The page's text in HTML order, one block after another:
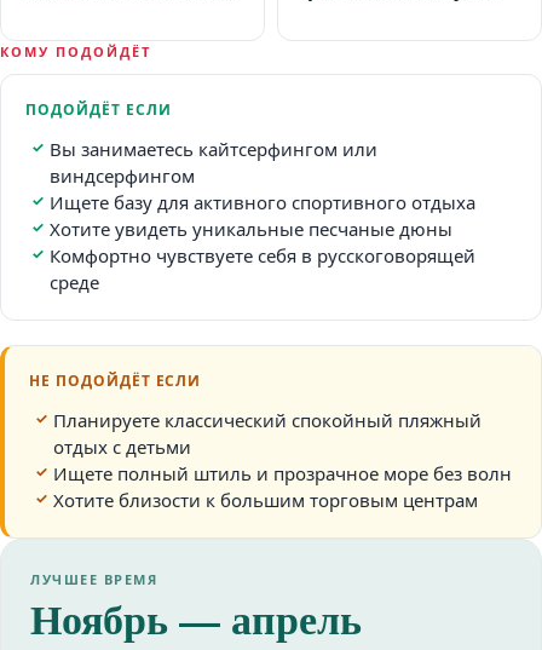
КОМУ ПОДОЙДЁТ
ПОДОЙДЁТ ЕСЛИ
Вы занимаетесь кайтсерфингом или
виндсерфингом
Ищете базу для активного спортивного отдыха
Хотите увидеть уникальные песчаные дюны
Комфортно чувствуете себя в русскоговорящей
среде
НЕ ПОДОЙДЁТ ЕСЛИ
Планируете классический спокойный пляжный
отдых с детьми
Ищете полный штиль и прозрачное море без волн
Хотите близости к большим торговым центрам
ЛУЧШЕЕ ВРЕМЯ
Ноябрь — апрель